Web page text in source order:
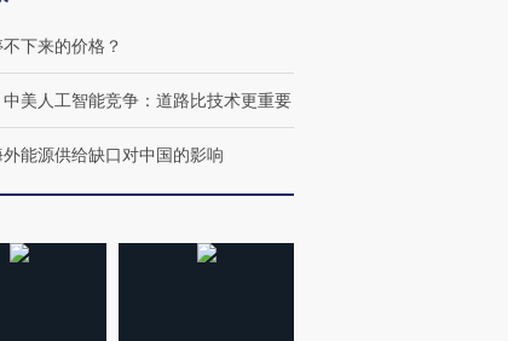
下来的价格？
中美人工智能竞争：道路比技术更重要
外能源供给缺口对中国的影响